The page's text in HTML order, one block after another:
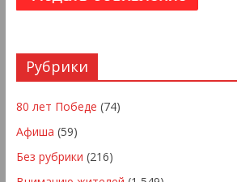
Рубрики
80 лет Победе (74)
Афиша (59)
Без рубрики (216)